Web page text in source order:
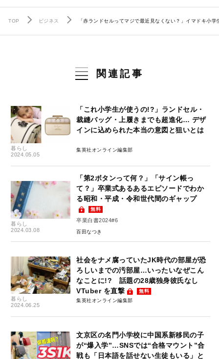
TOP ビジネス 「赤ランドセルってマジで最近見なくない？」イマドキ小
関連記事
暮らし
2024.05.05
「これ小学生が使うの!?」ランドセル・
裁縫バッグ・上履きまでも超進化… デザ
インに込められた本当の意図と狙いとは
集英社オンライン編集部
暮らし
2024.03.08
「第2ボタンって何？」「サイン帳っ
て？」卒業式あるあるエピソードでわか
る昭和・平成・令和世代間のギャップ
無料
卒業白書2024#6
百田なつき
暮らし
2024.06.25
社会をナメ腐っていたJK時代の部屋が恐
ろしいまでの汚部屋…いったいなぜこん
なことに!? 話題の28歳独身彼氏なし
VTuber を直撃
無料
集英社オンライン編集部
文京区の名門小学校に中国系新移民の子
が“爆入学”…SNSでは“合格マウント”合
戦も「日本語を話せない生徒もいる」と